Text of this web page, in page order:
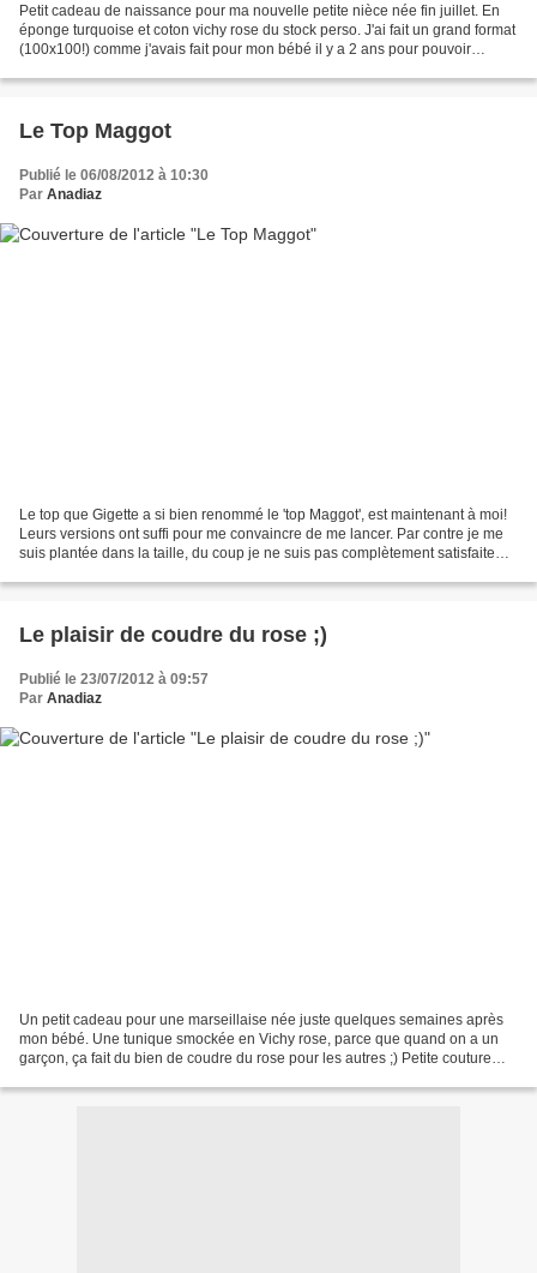
Petit cadeau de naissance pour ma nouvelle petite nièce née fin juillet. En
éponge turquoise et coton vichy rose du stock perso. J'ai fait un grand format
(100x100!) comme j'avais fait pour mon bébé il y a 2 ans pour pouvoir
Le Top Maggot
Publié le 06/08/2012 à 10:30
Par Anadiaz
Le top que Gigette a si bien renommé le 'top Maggot', est maintenant à moi!
Leurs versions ont suffi pour me convaincre de me lancer. Par contre je me
suis plantée dans la taille, du coup je ne suis pas complètement satisfaite
Le plaisir de coudre du rose ;)
Publié le 23/07/2012 à 09:57
Par Anadiaz
Un petit cadeau pour une marseillaise née juste quelques semaines après
mon bébé. Une tunique smockée en Vichy rose, parce que quand on a un
garçon, ça fait du bien de coudre du rose pour les autres ;) Petite couture